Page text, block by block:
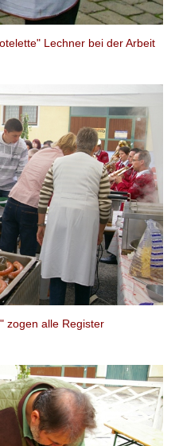
Lechner bei der Arbeit
zogen alle Register